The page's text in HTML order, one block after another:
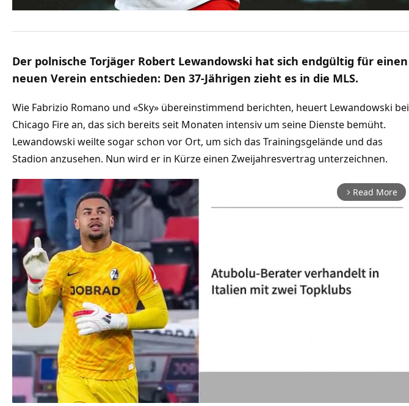
Der polnische Torjäger Robert Lewandowski hat sich endgültig für einen
neuen Verein entschieden: Den 37-Jährigen zieht es in die MLS.
Wie Fabrizio Romano und «Sky» übereinstimmend berichten, heuert Lewandowski bei
Chicago Fire an, das sich bereits seit Monaten intensiv um seine Dienste bemüht.
Lewandowski weilte sogar schon vor Ort, um sich das Trainingsgelände und das
Stadion anzusehen. Nun wird er in Kürze einen Zweijahresvertrag unterzeichnen.
arrow_forward_ios Read More